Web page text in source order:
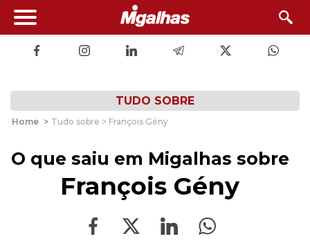
TUDO SOBRE
Home > Tudo sobre > François Gény
O que saiu em Migalhas sobre
François Gény